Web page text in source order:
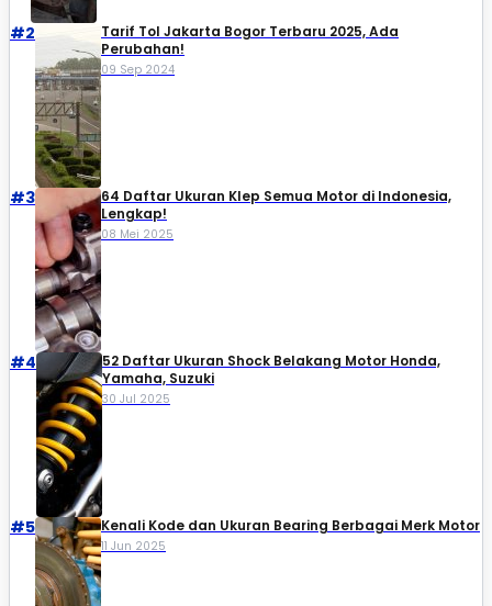
#2
Tarif Tol Jakarta Bogor Terbaru 2025, Ada
Perubahan!
09 Sep 2024
#3
64 Daftar Ukuran Klep Semua Motor di Indonesia,
Lengkap!
08 Mei 2025
#4
52 Daftar Ukuran Shock Belakang Motor Honda,
Yamaha, Suzuki​
30 Jul 2025
#5 Kenali Kode dan Ukuran Bearing Berbagai Merk Motor
11 Jun 2025